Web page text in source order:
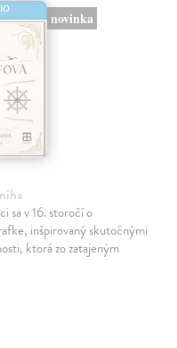
novinka
sa v 16. storočí o
inšpirovaný skutočnými
ktorá zo zatajeným